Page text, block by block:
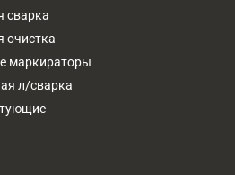
сварка
очистка
маркираторы
л/сварка